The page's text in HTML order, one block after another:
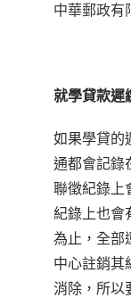
中華郵政有
就學貸款遲
如果學貸的
通都會記錄
聯徵紀錄上
紀錄上也會
為止，全部
中心註銷其
消除，所以